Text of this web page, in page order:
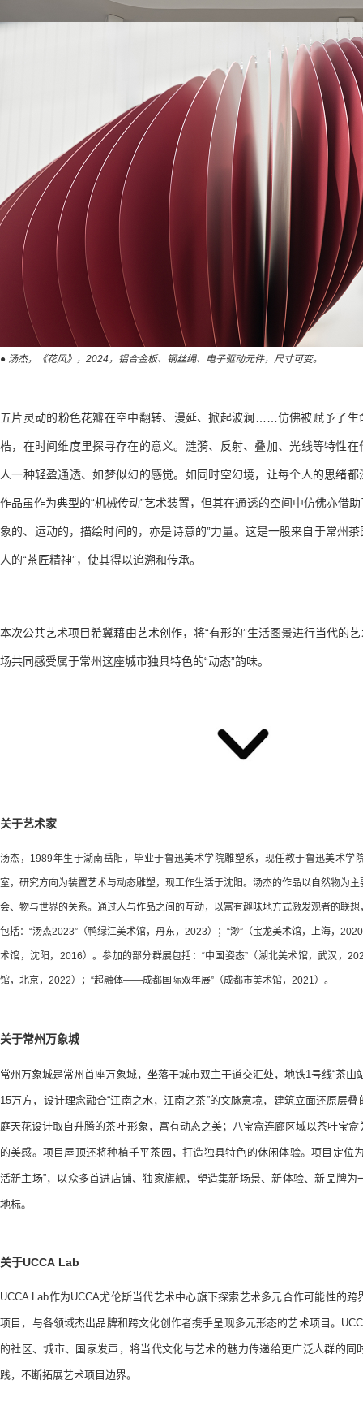
● 汤杰，《花风》，2024，铝合金板、钢丝绳、电子驱动元件，尺寸可变。
五片灵动的粉色花瓣在空中翻转、漫延、掀起波澜……仿佛被赋予了生
梏，在时间维度里探寻存在的意义。涟漪、反射、叠加、光线等特性
人一种轻盈通透、如梦似幻的感觉。如同时空幻境，让每个人的思绪
作品虽作为典型的“机械传动”艺术装置，但其在通透的空间中仿佛亦借
象的、运动的，描绘时间的，亦是诗意的”力量。这是一股来自于常州
人的“茶匠精神”，使其得以追溯和传承。
本次公共艺术项目希冀藉由艺术创作，将“有形的”生活图景进行当代的
场共同感受属于常州这座城市独具特色的“动态”韵味。
关于艺术家
汤杰，1989年生于湖南岳阳，毕业于鲁迅美术学院雕塑系，现任教于鲁迅美术学
室，研究方向为装置艺术与动态雕塑，现工作生活于沈阳。汤杰的作品以自然物为
会、物与世界的关系。通过人与作品之间的互动，以富有趣味地方式激发观者的联
包括：“汤杰2023”（鸭绿江美术馆，丹东，2023）；“渺”（宝龙美术馆，上海，
术馆，沈阳，2016）。参加的部分群展包括：“中国姿态”（湖北美术馆，武汉，
馆，北京，2022）；“超融体——成都国际双年展”（成都市美术馆，2021）。
关于常州万象城
常州万象城是常州首座万象城，坐落于城市双主干道交汇处，地铁1号线“茶山
15万方，设计理念融合“江南之水，江南之茶”的文脉意境，建筑立面还原层
庭天花设计取自升腾的茶叶形象，富有动态之美；八宝盒连廊区域以茶叶宝
的美感。项目屋顶还将种植千平茶园，打造独具特色的休闲体验。项目定位
活新主场”，以众多首进店铺、独家旗舰，塑造集新场景、新体验、新品牌为
地标。
关于UCCA Lab
UCCA Lab作为UCCA尤伦斯当代艺术中心旗下探索艺术多元合作可能性的
项目，与各领域杰出品牌和跨文化创作者携手呈现多元形态的艺术项目。
的社区、城市、国家发声，将当代文化与艺术的魅力传递给更广泛人群的同
践，不断拓展艺术项目边界。